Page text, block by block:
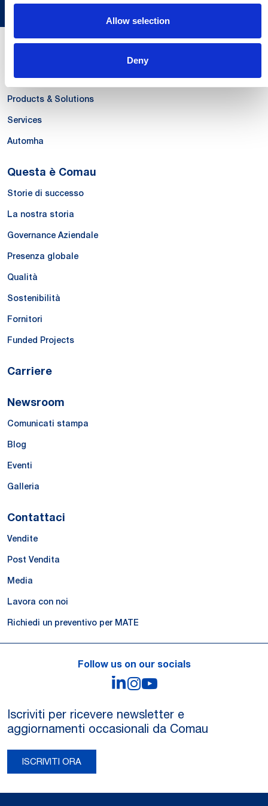
Allow selection
Deny
Le Nostre Competenze
Systems
Products & Solutions
Services
Automha
Questa è Comau
Storie di successo
La nostra storia
Governance Aziendale
Presenza globale
Qualità
Sostenibilità
Fornitori
Funded Projects
Carriere
Newsroom
Comunicati stampa
Blog
Eventi
Galleria
Contattaci
Vendite
Post Vendita
Media
Lavora con noi
Richiedi un preventivo per MATE
Follow us on our socials
LinkedIn
Instagram
Iscriviti per ricevere newsletter e
aggiornamenti occasionali da Comau
ISCRIVITI ORA